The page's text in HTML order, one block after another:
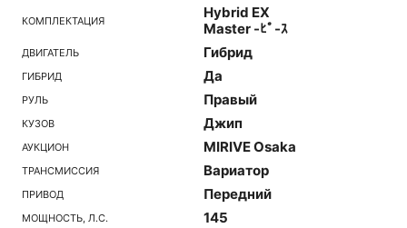
КОМПЛЕКТАЦИЯ
Hybrid EX
Master -ﾋﾟ-ｽ
ДВИГАТЕЛЬ Гибрид
ГИБРИД Да
РУЛЬ Правый
КУЗОВ Джип
АУКЦИОН MIRIVE Osaka
ТРАНСМИССИЯ Вариатор
ПРИВОД Передний
МОЩНОСТЬ, Л.С. 145